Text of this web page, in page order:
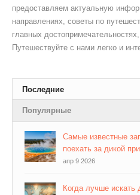
предоставляем актуальную
направлениях, советы по
главных
Путешествуйте с нами легко и
Последние
Популярные
Самые известные
поехать за дикой
апр 9 2026
Когда лучше